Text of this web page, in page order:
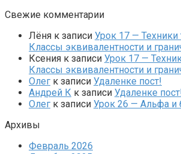
Свежие комментарии
Лёня к записи Урок 17 — Техники
Классы эквивалентности и
Ксения к записи Урок 17 —
Классы эквивалентности и
Олег к записи Удаленке пост!
Андрей К к записи Удаленке
Олег к записи Урок 26 — Альфа и
Архивы
Февраль 2026